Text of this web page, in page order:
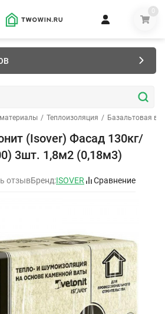
0
/ Теплоизоляция / Базальтовая
(Isover) Фасад 130кг/
3шт. 1,8м2 (0,18м3)
отзывБренд:ISOVER Сравнение